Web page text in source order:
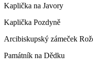
Kaplička na Javory
Kaplička Pozdyně
Arcibiskupský zámeček
Památník na Dědku